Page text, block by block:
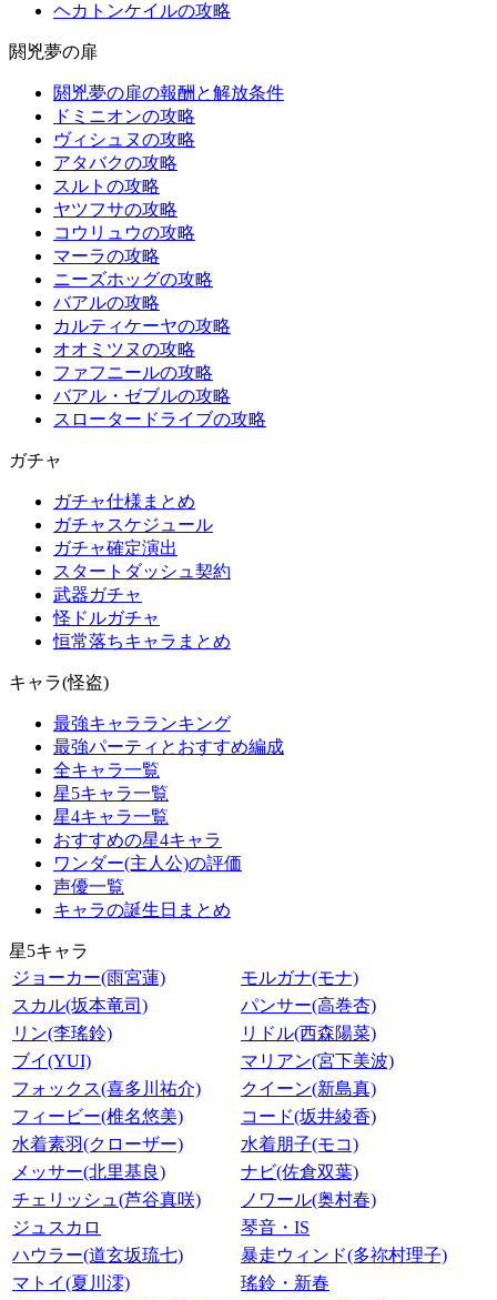
ヘカトンケイルの攻略
閼兇夢の扉
閼兇夢の扉の報酬と解放条件
ドミニオンの攻略
ヴィシュヌの攻略
アタバクの攻略
スルトの攻略
ヤツフサの攻略
コウリュウの攻略
マーラの攻略
ニーズホッグの攻略
バアルの攻略
カルティケーヤの攻略
オオミツヌの攻略
ファフニールの攻略
バアル・ゼブルの攻略
スロータードライブの攻略
ガチャ
ガチャ仕様まとめ
ガチャスケジュール
ガチャ確定演出
スタートダッシュ契約
武器ガチャ
怪ドルガチャ
恒常落ちキャラまとめ
キャラ(怪盗)
最強キャラランキング
最強パーティとおすすめ編成
全キャラ一覧
星5キャラ一覧
星4キャラ一覧
おすすめの星4キャラ
ワンダー(主人公)の評価
声優一覧
キャラの誕生日まとめ
星5キャラ
ジョーカー(雨宮蓮)
モルガナ(モナ)
スカル(坂本竜司)
パンサー(高巻杏)
リン(李瑤鈴)
リドル(西森陽菜)
ブイ(YUI)
マリアン(宮下美波)
フォックス(喜多川祐介)
クイーン(新島真)
フィービー(椎名悠美)
コード(坂井綾香)
水着素羽(クローザー)
水着朋子(モコ)
メッサー(北里基良)
ナビ(佐倉双葉)
チェリッシュ(芦谷真咲)
ノワール(奥村春)
ジュスカロ
琴音・IS
ハウラー(道玄坂琉七)
暴走ウィンド(多祢村理子)
マトイ(夏川澪)
瑤鈴・新春